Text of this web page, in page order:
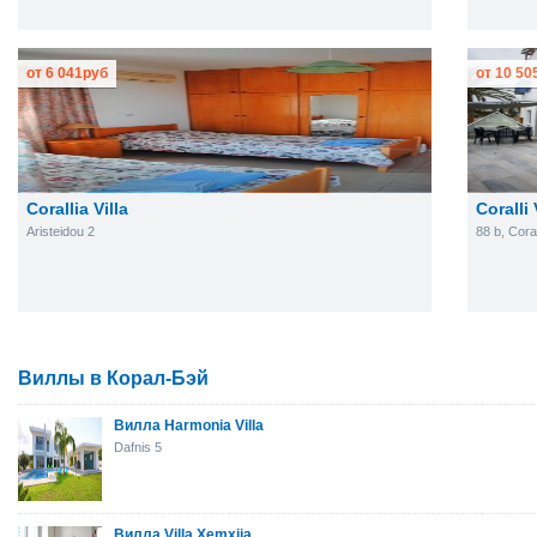
Corallia Villa
Aristeidou 2
от 6 041руб
Coralli
88 b,
от 10
Виллы в Корал-Бэй
Вилла Harmonia Villa
Dafnis 5